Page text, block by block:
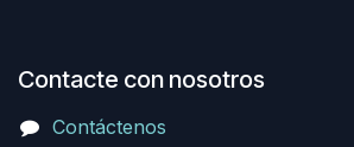
Contacte con nosotros
Contáctenos